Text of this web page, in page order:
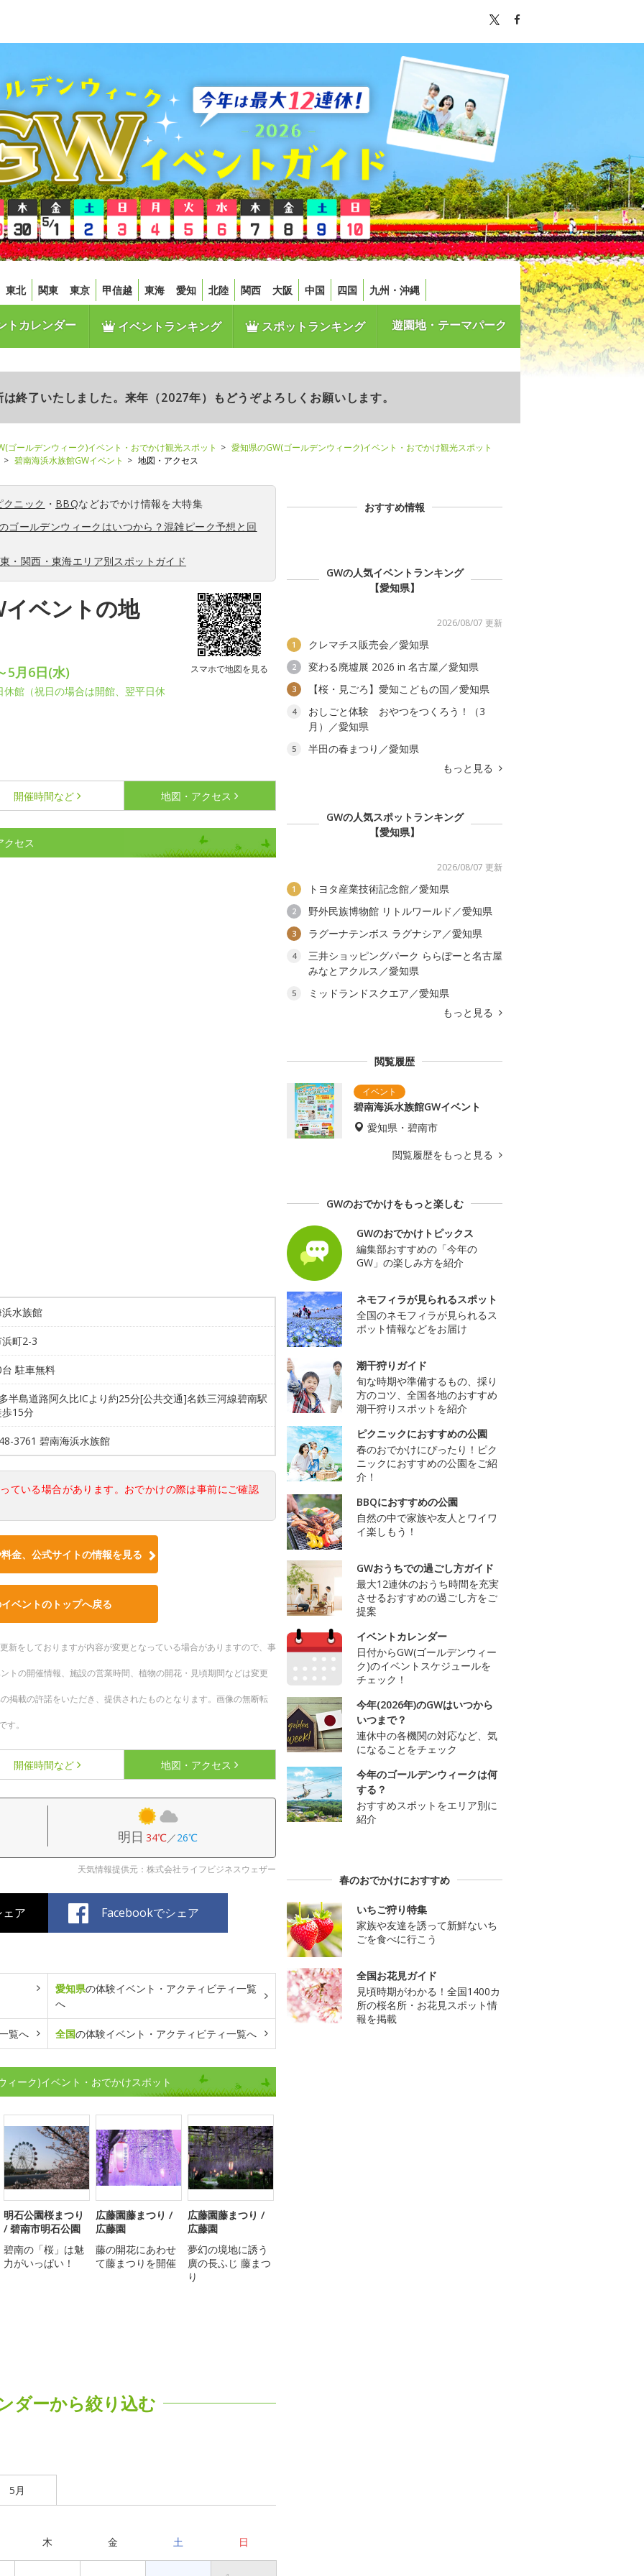
東北 関東 東京 甲信越 東海 愛知 北陸 関西 大阪 中国 四国 九州・沖縄
トカレンダー イベントランキング スポットランキング 遊園地・テーマパーク
終了いたしました。来年（2027年）もどうぞよろしくお願いします。
ゴールデンウィーク)イベント・おでかけ観光スポット
愛知県のGW(ゴールデンウィーク)イベント・おでかけ観光スポット
碧南海浜水族館GWイベント 地図・アクセス
クニック ・ BBQなどおでかけ情報を大特集
ゴールデンウィークはいつから？混雑ピーク予想と回
・関西・東海エリア別スポットガイド
イベントの地
スマホで地図を見る
5月6日(水)
館（祝日の場合は開館、翌平日休
開催時間など 地図・アクセス
クセス
水族館
町2-3
駐車無料
半島道路阿久比ICより約25分[公共交通]名鉄三河線碧南駅
15分
3761 碧南海浜水族館
ている場合があります。おでかけの際は事前にご確認
金、公式サイトの情報を見る
ベントのトップへ戻る
新をしておりますが内容が変更となっている場合がありますので、事
トの開催情報、施設の営業時間、植物の開花・見頃期間などは変更
掲載の許諾をいただき、提供されたものとなります。画像の無断転
。
開催時間など 地図・アクセス
明日 34℃／26℃
天気情報提供元：株式会社ライフビジネスウェザー
ア Facebookでシェア
愛知県の体験イベント・アクティビティ一覧
へ
覧へ 全国の体験イベント・アクティビティ一覧へ
ィーク)イベント・おでかけスポット
明石公園桜まつり
/ 碧南市明石公園
碧南の「桜」は魅
力がいっぱい！
広藤園藤まつり /
広藤園
藤の開花にあわせ
て藤まつりを開催
広藤園藤まつり /
広藤園
夢幻の境地に誘う
廣の長ふじ 藤まつ
り
ダーから絞り込む
5月
木 金 土 日
おすすめ情報
GWの人気イベントランキング
【愛知県】
2026/08/07 更新
1 クレマチス販売会／愛知県
2 変わる廃墟展 2026 in 名古屋／愛知県
3 【桜・見ごろ】愛知こどもの国／愛知県
4
おしごと体験 おやつをつくろう！（3
月）／愛知県
5
半田の春まつり／愛知県
もっと見る
GWの人気スポットランキング
【愛知県】
2026/08/07 更新
1 トヨタ産業技術記念館／愛知県
2 野外民族博物館 リトルワールド／愛知県
3 ラグーナテンボス ラグナシア／愛知県
4
三井ショッピングパーク ららぽーと名古屋
みなとアクルス／愛知県
5
ミッドランドスクエア／愛知県
もっと見る
閲覧履歴
碧南海浜水族館GWイベント
愛知県・碧南市
閲覧履歴をもっと見る
GWのおでかけをもっと楽しむ
GWのおでかけトピックス
編集部おすすめの「今年の
GW」の楽しみ方を紹介
ネモフィラが見られるスポット
全国のネモフィラが見られるス
ポット情報などをお届け
潮干狩りガイド
旬な時期や準備するもの、採り
方のコツ、全国各地のおすすめ
潮干狩りスポットを紹介
ピクニックにおすすめの公園
春のおでかけにぴったり！ピク
ニックにおすすめの公園をご紹
介！
BBQにおすすめの公園
自然の中で家族や友人とワイワ
イ楽しもう！
GWおうちでの過ごし方ガイド
最大12連休のおうち時間を充実
させるおすすめの過ごし方をご
提案
イベントカレンダー
日付からGW(ゴールデンウィー
ク)のイベントスケジュールを
チェック！
今年(2026年)のGWはいつから
いつまで？
連休中の各機関の対応など、気
になることをチェック
今年のゴールデンウィークは何
する？
おすすめスポットをエリア別に
紹介
春のおでかけにおすすめ
いちご狩り特集
家族や友達を誘って新鮮ないち
ごを食べに行こう
全国お花見ガイド
見頃時期がわかる！全国1400カ
所の桜名所・お花見スポット情
報を掲載